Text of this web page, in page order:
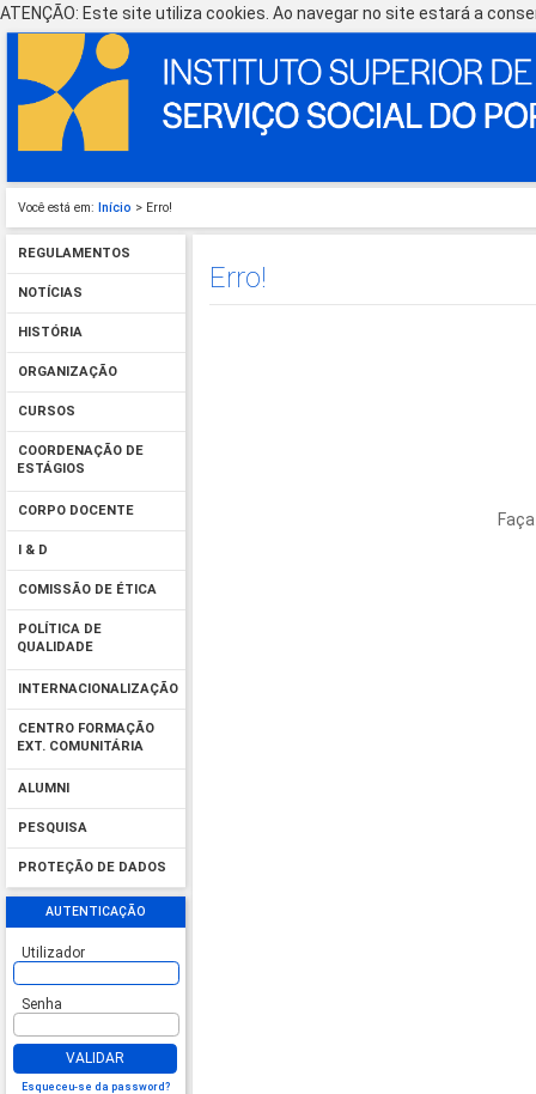
ATENÇÃO: Este site utiliza cookies. Ao navegar no site estará a
Você está em: Início > Erro!
REGULAMENTOS
NOTÍCIAS
HISTÓRIA
ORGANIZAÇÃO
CURSOS
COORDENAÇÃO DE
ESTÁGIOS
CORPO DOCENTE
I & D
COMISSÃO DE ÉTICA
POLÍTICA DE
QUALIDADE
INTERNACIONALIZAÇÃO
CENTRO FORMAÇÃO
EXT. COMUNITÁRIA
ALUMNI
PESQUISA
PROTEÇÃO DE DADOS
AUTENTICAÇÃO
Utilizador
Senha
VALIDAR
Esqueceu-se da password?
Erro!